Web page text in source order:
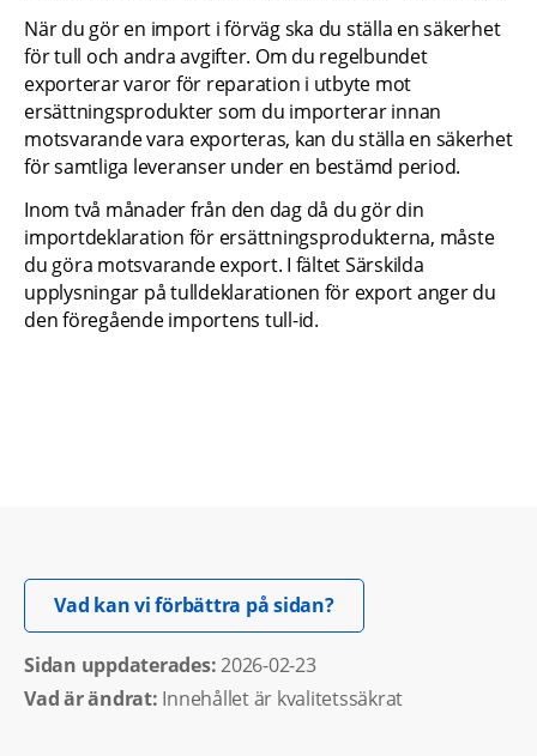
När du gör en import i förväg ska du ställa en säkerhet
för tull och andra avgifter. Om du regelbundet
exporterar varor för reparation i utbyte mot
ersättningsprodukter som du importerar innan
motsvarande vara exporteras, kan du ställa en säkerhet
för samtliga leveranser under en bestämd period.
Inom två månader från den dag då du gör din
importdeklaration för ersättningsprodukterna, måste
du göra motsvarande export. I fältet Särskilda
upplysningar på tulldeklarationen för export anger du
den föregående importens tull-id.
Vad kan vi förbättra på sidan?Öppnas i nytt fönster.
Sidan uppdaterades: 2026-02-23
Vad är ändrat: Innehållet är kvalitetssäkrat